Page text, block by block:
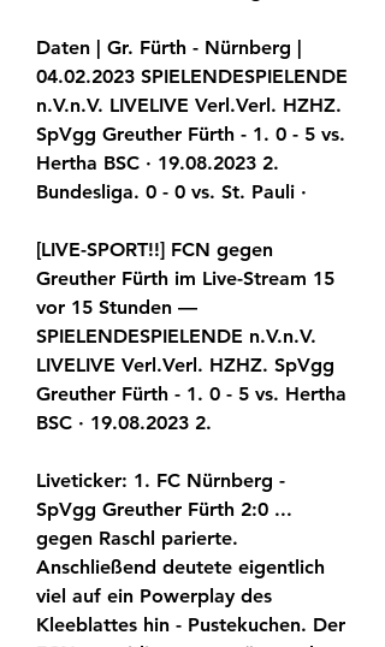
Daten | Gr. Fürth - Nürnberg |
04.02.2023 SPIELENDESPIELENDE
n.V.n.V. LIVELIVE Verl.Verl. HZHZ.
SpVgg Greuther Fürth - 1. 0 - 5 vs.
Hertha BSC · 19.08.2023 2.
Bundesliga. 0 - 0 vs. St. Pauli ·
[LIVE-SPORT!!] FCN gegen
Greuther Fürth im Live-Stream 15
vor 15 Stunden —
SPIELENDESPIELENDE n.V.n.V.
LIVELIVE Verl.Verl. HZHZ. SpVgg
Greuther Fürth - 1. 0 - 5 vs. Hertha
BSC · 19.08.2023 2.
Liveticker: 1. FC Nürnberg -
SpVgg Greuther Fürth 2:0 ...
gegen Raschl parierte.
Anschließend deutete eigentlich
viel auf ein Powerplay des
Kleeblattes hin - Pustekuchen. Der